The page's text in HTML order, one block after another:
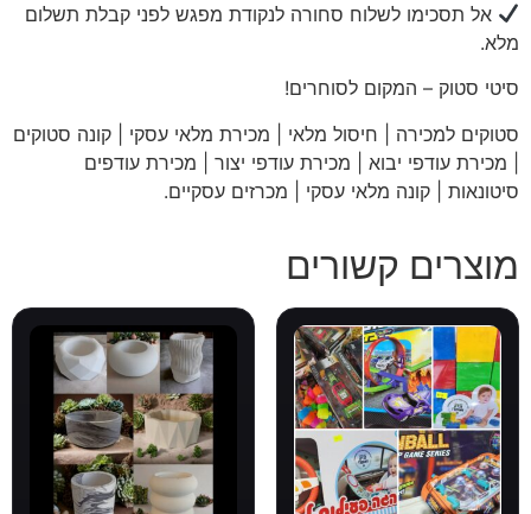
אל תסכימו לשלוח סחורה לנקודת מפגש לפני קבלת תשלום
מלא.
סיטי סטוק – המקום לסוחרים!
סטוקים למכירה | חיסול מלאי | מכירת מלאי עסקי | קונה סטוקים
| מכירת עודפי יבוא | מכירת עודפי יצור | מכירת עודפים
סיטונאות | קונה מלאי עסקי | מכרזים עסקיים.
מוצרים קשורים